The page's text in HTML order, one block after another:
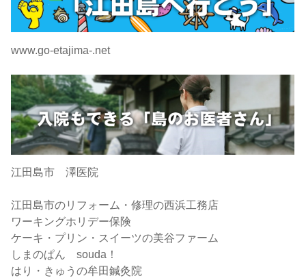
www.go-etajima-.net
江田島市 澤医院
江田島市のリフォーム・修理の西浜工務店
ワーキングホリデー保険
ケーキ・プリン・スイーツの美谷ファーム
しまのぱん souda！
はり・きゅうの牟田鍼灸院